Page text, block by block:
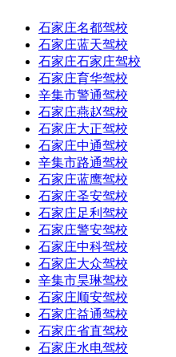
石家庄名都驾校
石家庄蓝天驾校
石家庄石家庄驾校
石家庄育华驾校
辛集市警通驾校
石家庄燕赵驾校
石家庄大正驾校
石家庄中通驾校
辛集市路通驾校
石家庄蓝鹰驾校
石家庄圣安驾校
石家庄足利驾校
石家庄警安驾校
石家庄中科驾校
石家庄大众驾校
辛集市昊琳驾校
石家庄顺安驾校
石家庄益通驾校
石家庄省直驾校
石家庄水电驾校